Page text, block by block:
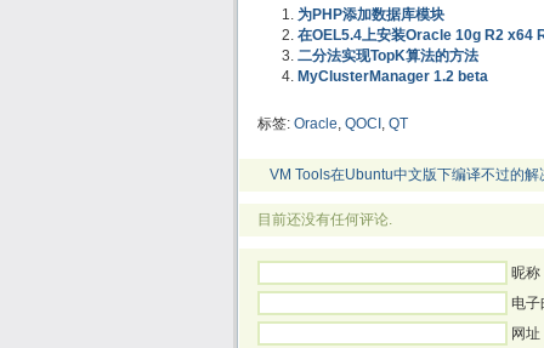
为PHP添加数据库模块
在OEL5.4上安装Oracle 10g R2 x64
二分法实现TopK算法的方法
MyClusterManager 1.2 beta
标签: Oracle, QOCI , QT
VM Tools在Ubuntu中文版下编译不过的解
目前还没有任何评论.
昵称
电
网址